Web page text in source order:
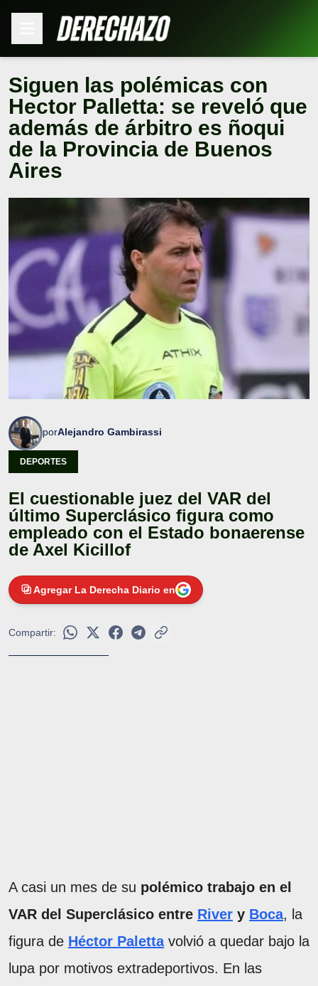
Siguen las polémicas con
Hector Palletta: se reveló que
además de árbitro es ñoqui
de la Provincia de Buenos
Aires
porAlejandro Gambirassi
DEPORTES
El cuestionable juez del VAR del
último Superclásico figura como
empleado con el Estado bonaerense
de Axel Kicillof
Agregar La Derecha Diario en
Compartir:
A casi un mes de su polémico trabajo en el
VAR del Superclásico entre River y Boca, la
figura de Héctor Palettavolvió a quedar bajo la
lupa por motivos extradeportivos. En las